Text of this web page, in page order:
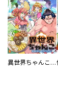
異世界ちゃんこ～横綱目前に召喚されたんだが～ 【連載版】